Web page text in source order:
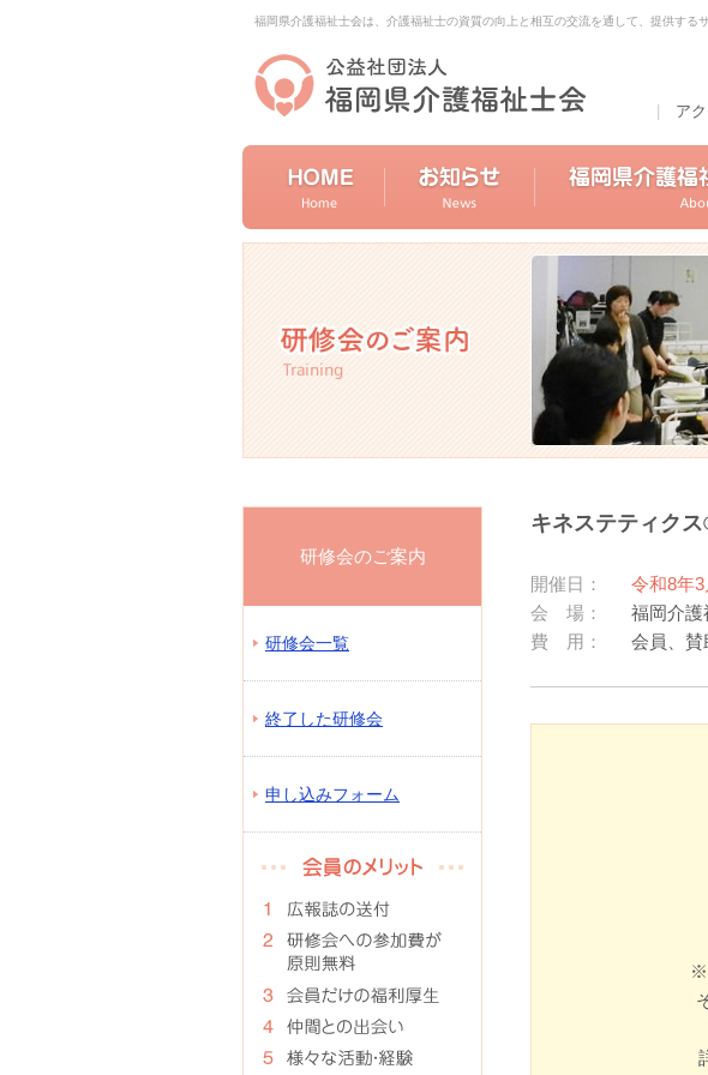
福岡県介護福祉士会は、介護福祉士の資質の向上と相互の交流を通して、提供する
ア
研修会のご案内
研修会一覧
終了した研修会
申し込みフォーム
キネステティク
開催日：
令和8年
会 場：
福岡介
費 用：
会員、
※